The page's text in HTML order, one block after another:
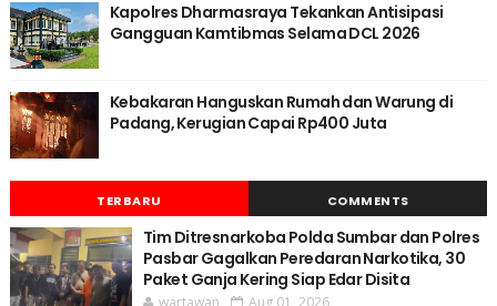
Kapolres Dharmasraya Tekankan Antisipasi
Gangguan Kamtibmas Selama DCL 2026
Kebakaran Hanguskan Rumah dan Warung di
Padang, Kerugian Capai Rp400 Juta
TERBARU COMMENTS
Tim Ditresnarkoba Polda Sumbar dan Polres
Pasbar Gagalkan Peredaran Narkotika, 30
Paket Ganja Kering Siap Edar Disita